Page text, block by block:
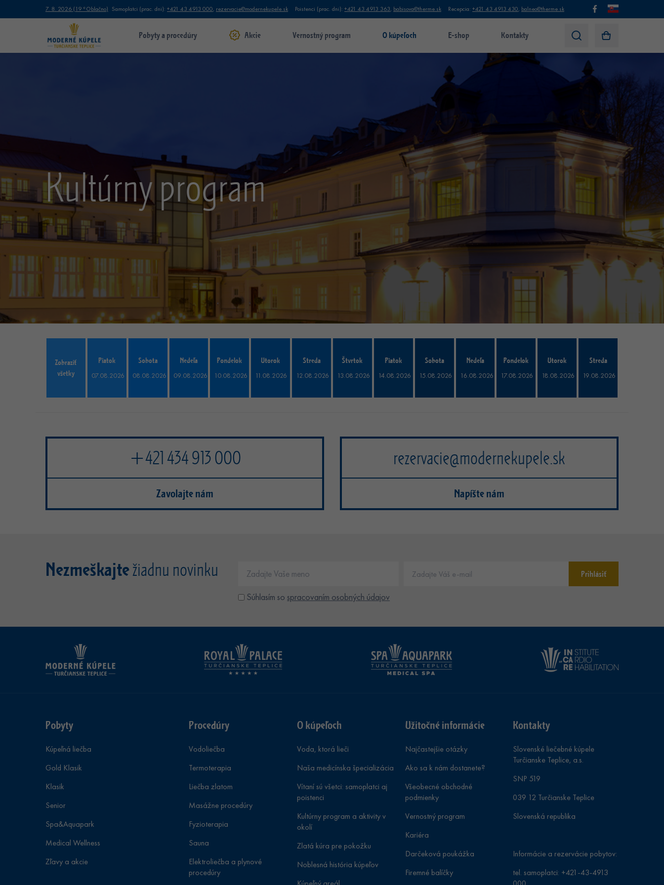
7. 8. 2026 ( 19 °Oblačno) Samoplatci (prac. dni): +421 43 4913 000, rezervacie@modernekupele.sk Poistenci (prac. dni): +421 43 4913 363, babisova@therme.sk Recepcia: +421 43 4913 430, balneo@therme.sk
Pobyty a procedúry Akcie Vernostný program O kúpeľoch E-shop Kontakty
Kultúrny program
Zobraziť
všetky
Piatok
07.08.2026
Sobota
08.08.2026
Nedeľa
09.08.2026
Pondelok
10.08.2026
Utorok
11.08.2026
Streda
12.08.2026
Štvrtok
13.08.2026
Piatok
14.08.2026
Sobota
15.08.2026
Nedeľa
16.08.2026
Pondelok
17.08.2026
Utorok
18.08.2026
Streda
19.08.2026
+421 434 913 000
Zavolajte nám
rezervacie@modernekupele.sk
Napíšte nám
Nezmeškajtežiadnu novinku
Súhlasím so spracovaním osobných údajov
Prihlásiť
Pobyty
Kúpeľná liečba
Gold Klasik
Klasik
Senior
Spa&Aquapark
Medical Wellness
Zľavy a akcie
Procedúry
Vodoliečba
Termoterapia
Liečba zlatom
Masážne procedúry
Fyzioterapia
Sauna
Elektroliečba a plynové
procedúry
O kúpeľoch
Voda, ktorá lieči
Naša medicínska špecializácia
Vítaní sú všetci: samoplatci aj
poistenci
Kultúrny program a aktivity v
okolí
Zlatá kúra pre pokožku
Noblesná história kúpeľov
Užitočné informácie
Najčastejšie otázky
Ako sa k nám dostanete?
Všeobecné obchodné
podmienky
Vernostný program
Kariéra
Darčeková poukážka
Firemné balíčky
Kontakty
Slovenské liečebné kúpele
Turčianske Teplice, a.s.
SNP 519
039 12 Turčianske Teplice
Slovenská republika
Informácie a rezervácie pobytov:
tel. samoplatci: +421-43-4913